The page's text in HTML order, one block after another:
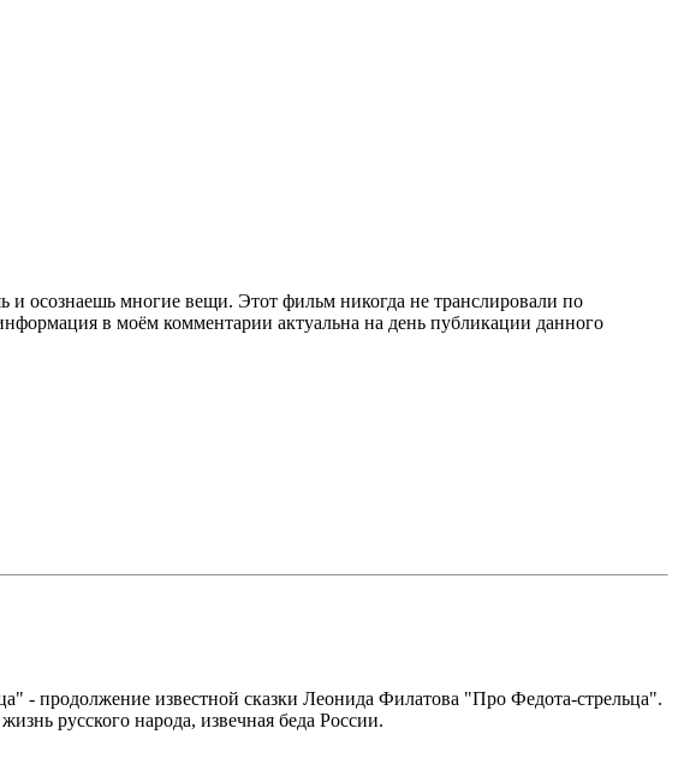
осознаешь многие вещи. Этот фильм никогда не транслировали по
в моём комментарии актуальна на день публикации данного
- продолжение известной сказки Леонида Филатова "Про Федота-стрельца".
русского народа, извечная беда России.